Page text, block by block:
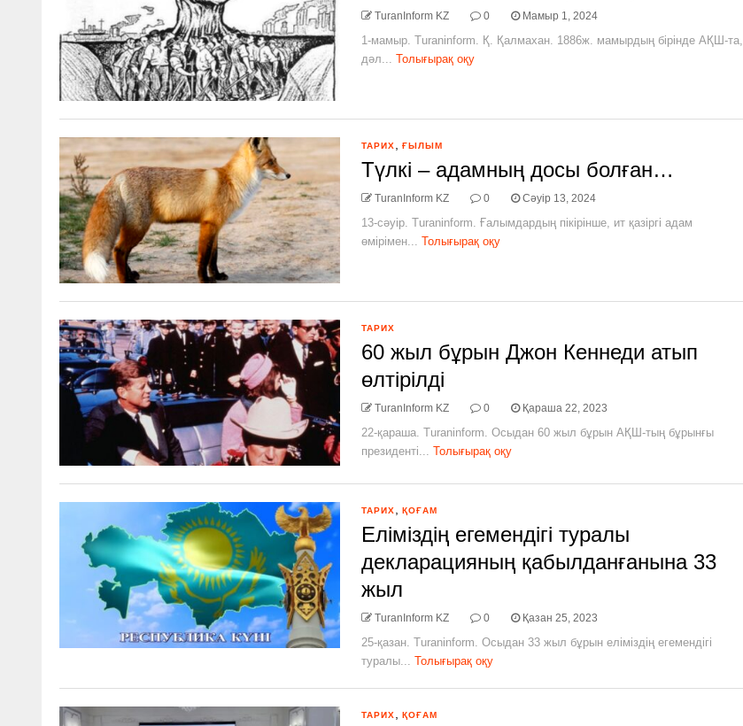
TuranInform KZ 0 Мамыр 1, 2024
1-мамыр. Turaninform. Қ. Қалмахан. 1886ж. мамырдың бірінде АҚШ-та,
дәл... Толығырақ оқу
ТАРИХ ҒЫЛЫМ
Түлкі – адамның досы болған…
TuranInform KZ 0 Сәуір 13, 2024
13-сәуір. Turaninform. Ғалымдардың пікірінше, ит қазіргі адам
өмірімен... Толығырақ оқу
ТАРИХ
60 жыл бұрын Джон Кеннеди атып
өлтірілді
TuranInform KZ 0 Қараша 22, 2023
22-қараша. Turaninform. Осыдан 60 жыл бұрын АҚШ-тың бұрынғы
президенті... Толығырақ оқу
ТАРИХ ҚОҒАМ
Еліміздің егемендігі туралы
декларацияның қабылданғанына 33
жыл
TuranInform KZ 0 Қазан 25, 2023
25-қазан. Turaninform. Осыдан 33 жыл бұрын еліміздің егемендігі
туралы... Толығырақ оқу
ТАРИХ ҚОҒАМ